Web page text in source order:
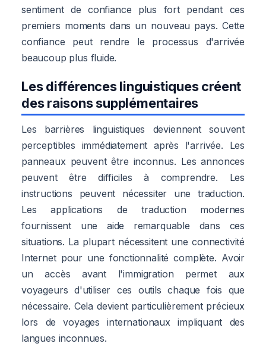
sentiment de confiance plus fort pendant ces
premiers moments dans un nouveau pays. Cette
confiance peut rendre le processus d'arrivée
beaucoup plus fluide.
Les différences linguistiques créent
des raisons supplémentaires
Les barrières linguistiques deviennent souvent
perceptibles immédiatement après l'arrivée. Les
panneaux peuvent être inconnus. Les annonces
peuvent être difficiles à comprendre. Les
instructions peuvent nécessiter une traduction.
Les applications de traduction modernes
fournissent une aide remarquable dans ces
situations. La plupart nécessitent une connectivité
Internet pour une fonctionnalité complète. Avoir
un accès avant l'immigration permet aux
voyageurs d'utiliser ces outils chaque fois que
nécessaire. Cela devient particulièrement précieux
lors de voyages internationaux impliquant des
langues inconnues.